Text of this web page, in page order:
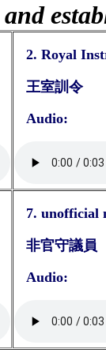
2. Royal
王室訓令
Audio:
7. unofficial
非官守議員
Audio: